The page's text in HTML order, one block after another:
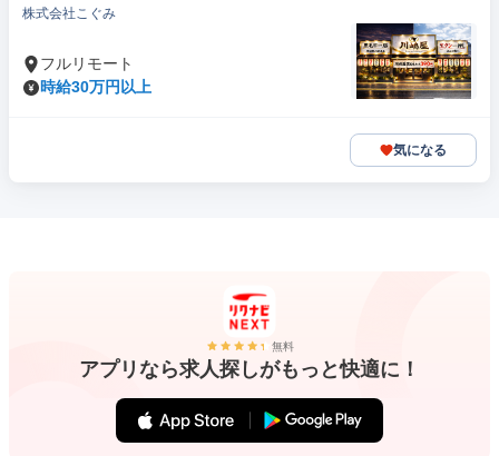
株式会社こぐみ
フルリモート
時給30万円以上
気になる
無料
アプリなら求人探しがもっと快適に！